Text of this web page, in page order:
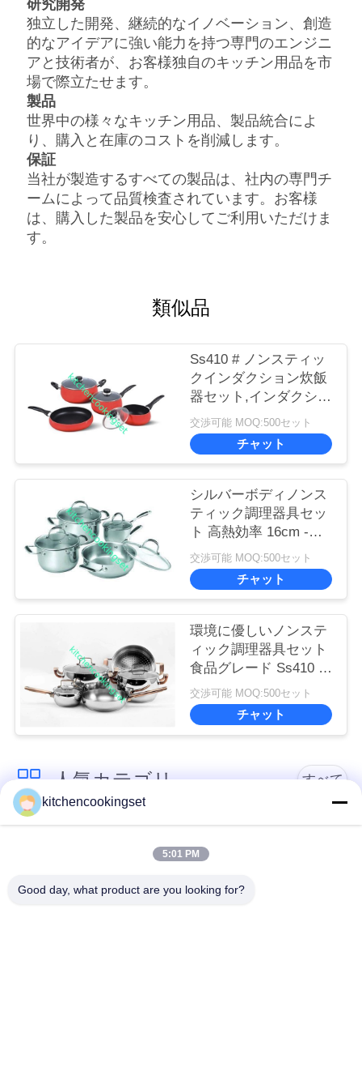
シ
シ
れ、24セット/カートン
寸法
63*32*42cm
研究開発
独立した開発、継続的なイノベーション、創造
的なアイデアに強い能力を持つ専門のエンジニ
アと技術者が、お客様独自のキッチン用品を市
場で際立たせます。
製品
世界中の様々なキッチン用品、 製品統合によ
り、購入と在庫のコストを削減します。
保証
当社が製造するすべての製品は、社内の専門チ
ームによって品質検査されています。お客様
は、購入した製品を安心してご利用いただけま
す。
類似品
Ss410 # ノンスティッ
クインダクション炊飯
器セット,インダクショ
ンポット&パンセット
交渉可能 MOQ:500セット
チャット
シルバーボディノンス
ティック調理器具セッ
ト 高熱効率 16cm -
22cm ポット
交渉可能 MOQ:500セット
チャット
環境に優しいノンステ
ィック調理器具セット
食品グレード Ss410 プ
ロフェッショナルパフ
ォーマンス
交渉可能 MOQ:500セット
チャット
人気カテゴリ すべて
器具セット
kitchencookingset
5:01 PM
Good day, what product are you looking for?